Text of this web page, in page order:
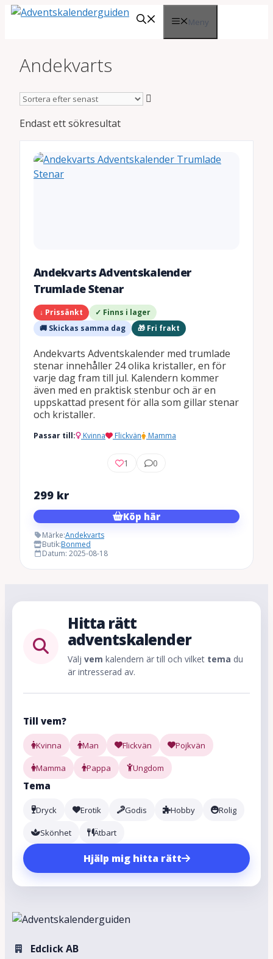
Hoppa
Meny
Andekvarts
Endast ett sökresultat
Andekvarts Adventskalender
Trumlade Stenar
↓ Prissänkt
✓ Finns i lager
🚚 Skickas samma dag
🎁 Fri frakt
Andekvarts Adventskalender med trumlade
stenar innehåller 24 olika kristaller, en för
varje dag fram till jul. Kalendern kommer
även med en praktisk stenbur och är en
uppskattad present för alla som gillar stenar
och kristaller.
Passar till: Kvinna Flickvän Mamma
1 0
299 kr
Köp här
Märke:Andekvarts
Butik:Bonmed
Datum: 2025-08-18
Hitta rätt
adventskalender
Välj vem kalendern är till och vilket tema du
är intresserad av.
Till vem?
Kvinna Man Flickvän Pojkvän
Mamma Pappa Ungdom
Tema
Dryck Erotik Godis Hobby Rolig
Skönhet Ätbart
Hjälp mig hitta rätt
Edclick AB